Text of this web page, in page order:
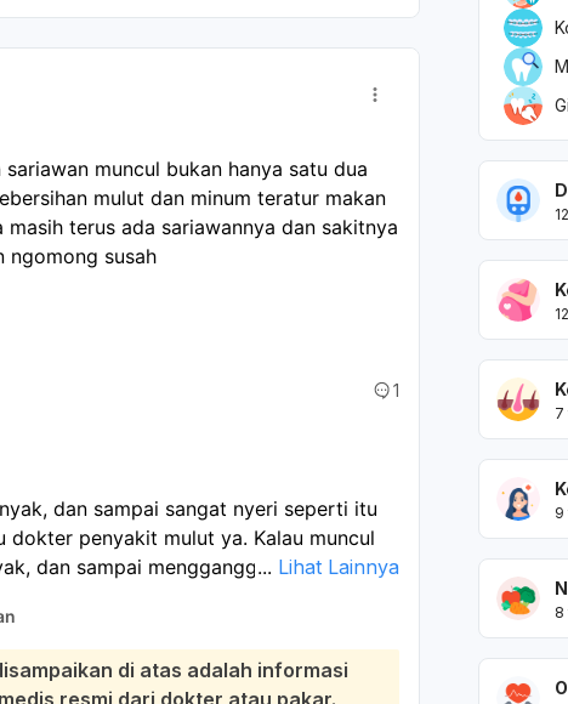
muncul bukan hanya satu dua
mulut dan minum teratur makan
terus ada sariawannya dan sakitnya
ngomong susah
1
dan sampai sangat nyeri seperti itu
penyakit mulut ya. Kalau muncul
dan sampai mengganggu makan serta
sariawan berulang bisa dipicu oleh hal
besi, atau vitamin lain, mulut kering,
gigi tajam/behel/gigi palsu, atau penyakit
... Lihat Lainnya
di atas adalah informasi
12
12
7
9
8